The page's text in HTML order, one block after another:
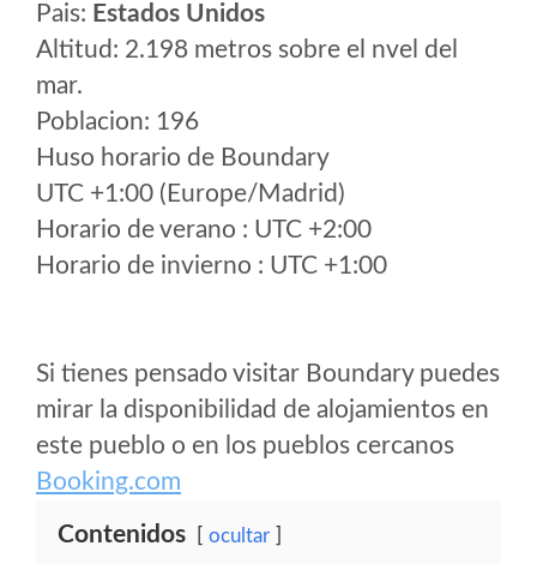
Pais: Estados Unidos
Altitud: 2.198 metros sobre el nvel del
mar.
Poblacion: 196
Huso horario de Boundary
UTC +1:00 (Europe/Madrid)
Horario de verano : UTC +2:00
Horario de invierno : UTC +1:00
Si tienes pensado visitar Boundary puedes
mirar la disponibilidad de alojamientos en
este pueblo o en los pueblos cercanos
Booking.com
Contenidos ocultar